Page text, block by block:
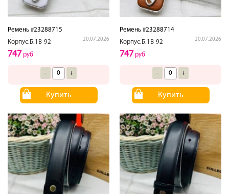
Ремень #23288715
Корпус.Б.1В-92
20.07.2026
747 руб
- +
Купить
Ремень #23288714
Корпус.Б.1В-92
20.07.2026
747 руб
- +
Купить